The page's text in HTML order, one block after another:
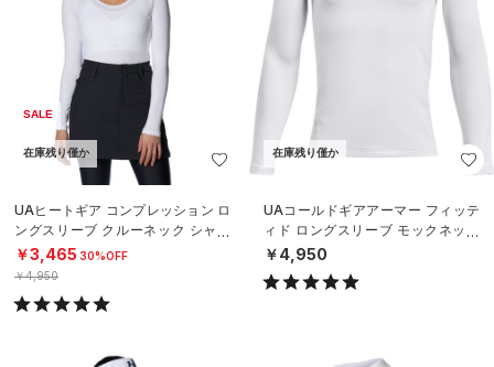
SALE
在庫残り僅か
UAヒートギア コンプレッション ロ
ングスリーブ クルーネック シャツ
（ゴルフ/WOMEN）
￥3,465 30%OFF
￥4,950
在庫残り僅か
UAコールドギアアーマー フィッテ
ィド ロングスリーブ モックネック
シャツ（トレーニング/BOYS）
￥4,950